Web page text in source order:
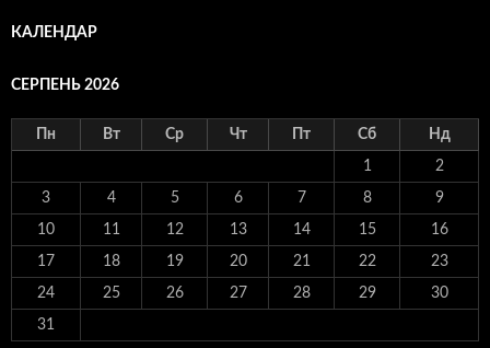
КАЛЕНДАР
СЕРПЕНЬ 2026
Пн Вт Ср Чт Пт Сб Нд
1 2
3 4 5 6 7 8 9
10 11 12 13 14 15 16
17 18 19 20 21 22 23
24 25 26 27 28 29 30
31